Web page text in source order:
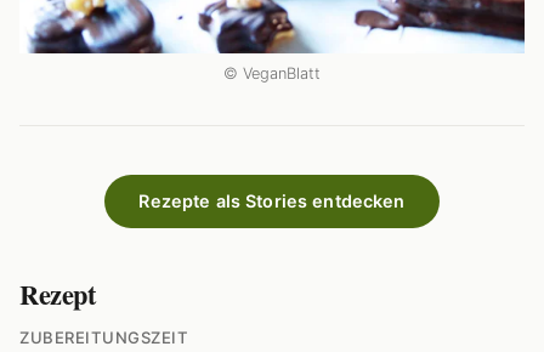
© VeganBlatt
Rezepte als Stories entdecken
Rezept
ZUBEREITUNGSZEIT